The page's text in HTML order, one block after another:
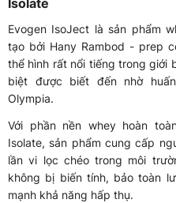
Isolate
Evogen IsoJect là sản phẩm
tạo bởi Hany Rambod - prep
thể hình rất nổi tiếng trong giới
biệt được biết đến nhờ
Olympia.
Với phần nền whey hoàn
Isolate, sản phẩm cung cấp
lần vi lọc chéo trong môi
không bị biến tính, bảo toàn
mạnh khả năng hấp thụ.